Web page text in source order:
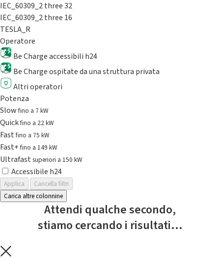
IEC_60309_2 three 32
IEC_60309_2 three 16
TESLA_R
Operatore
Be Charge accessibili h24
Be Charge ospitate da una struttura privata
Altri operatori
Potenza
Slowfino a 7 kW
Quickfino a 22 kW
Fastfino a 75 kW
Fast+fino a 149 kW
Ultrafast superiori a 150 kW
Accessibile h24
Applica
Cancella filtri
Carica altre colonnine
Attendi qualche secondo,
stiamo cercando i risultati...